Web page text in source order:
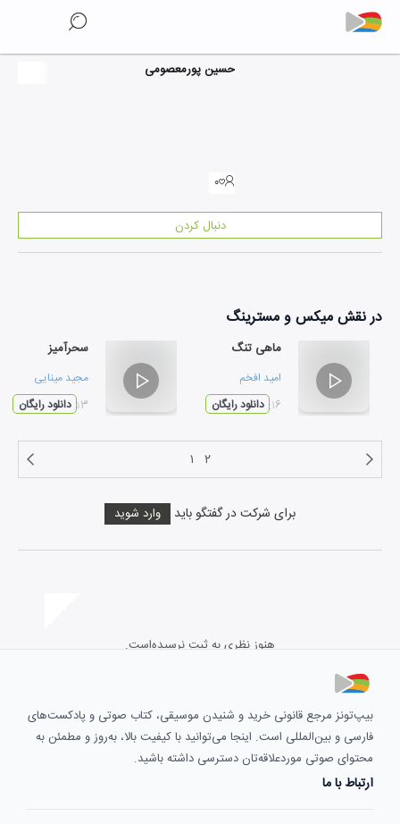
حسین پورمعصومی
۰
دنبال کردن
در نقشمیکس و مسترینگ
ماهی تنگ
امید افخم
۰۳:۱۶دانلود رایگان
سحرآمیز
مجید مینایی
۰۲:۵۳دانلود رایگان
۱ ۲
برای شرکت در گفتگو باید وارد شوید
هنوز نظری به ثبت نرسیده‌است.
بیپ‌تونز مرجع قانونی خرید و شنیدن موسیقی، کتاب صوتی و پادکست‌های
فارسی و بین‌المللی است. اینجا می‌توانید با کیفیت بالا، به‌روز و مطمئن به
محتوای صوتی موردعلاقه‌تان دسترسی داشته باشید.
ارتباط با ما